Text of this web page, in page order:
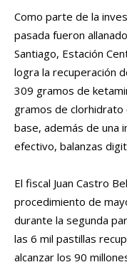
Como parte de la
pasada fueron
Santiago, Estación
logra la recuperación
309 gramos de
gramos de clorhidrato
base, además de una
efectivo, balanzas
El fiscal Juan Castro
procedimiento de
durante la segunda
las 6 mil pastillas
alcanzar los 90